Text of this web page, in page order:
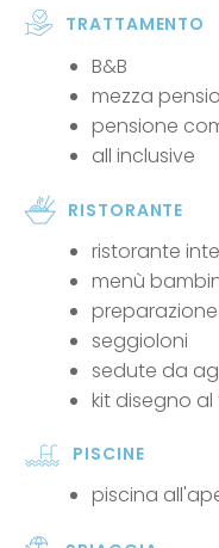
TRATTAMENTO
B&B
mezza
pensione
all inclusive
RISTORANTE
ristorante
menù
seggioloni
sedute da
kit disegno
PISCINE
piscina